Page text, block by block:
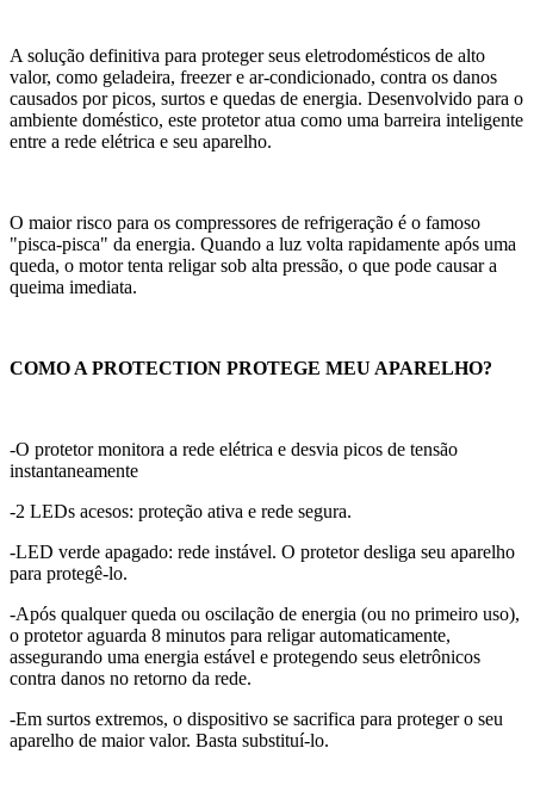
A solução definitiva para proteger seus eletrodomésticos de alto
valor, como geladeira, freezer e ar-condicionado, contra os danos
causados por picos, surtos e quedas de energia. Desenvolvido para o
ambiente doméstico, este protetor atua como uma barreira inteligente
entre a rede elétrica e seu aparelho.
O maior risco para os compressores de refrigeração é o famoso
"pisca-pisca" da energia. Quando a luz volta rapidamente após uma
queda, o motor tenta religar sob alta pressão, o que pode causar a
queima imediata.
COMO A PROTECTION PROTEGE MEU APARELHO?
-O protetor monitora a rede elétrica e desvia picos de tensão
instantaneamente
-2 LEDs acesos: proteção ativa e rede segura.
-LED verde apagado: rede instável. O protetor desliga seu aparelho
para protegê-lo.
-Após qualquer queda ou oscilação de energia (ou no primeiro uso),
o protetor aguarda 8 minutos para religar automaticamente,
assegurando uma energia estável e protegendo seus eletrônicos
contra danos no retorno da rede.
-Em surtos extremos, o dispositivo se sacrifica para proteger o seu
aparelho de maior valor. Basta substituí-lo.